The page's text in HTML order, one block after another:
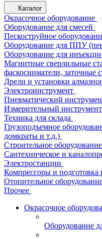
Каталог
Окрасочное оборудование
Оборудование для смесей
Пескоструйное
Оборудование для ППУ
Оборудование для
Магнитные сверлильные
фаскосниматели, заточные
Дрели и установки
Электроинструмент
Пневматический
Измерительный инструмент
Техника для склада
Грузоподъемное
домкраты и т.д.)
Строительное
Сантехническое и
Электростанции
Компрессоры и подготовка
Отопительное
Прочее
Окрасочное
Оборудование